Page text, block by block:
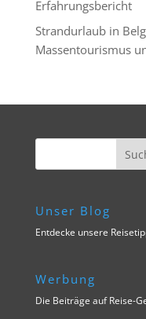
Erfahrungsbericht
Strandurlaub in
Massentourismus
Unser Blog
Entdecke unsere
Werbung
Die Beiträge auf Reise-